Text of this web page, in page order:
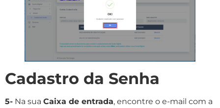
Cadastro da Senha
5- Na sua Caixa de entrada, encontre o e-mail com a